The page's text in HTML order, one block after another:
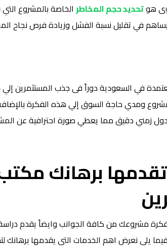
هوتحديد حجم المخاطر الخاصة بالمشروع
في تقليل نسبة الفشل وزيادة فرص نجاح
في السعودية دوراً فى جذب المستثمرين
ومدي حاجة السوق إلي هذه الفكرة
زمني دقيق مما يعطي صورة احترافية عن
تقدمها برهانك
مشروعك من كافة الجوانب وايضاً يقدم
يلي نعرض اهم الخدمات التي يقدمها